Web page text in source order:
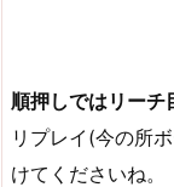
順押しではリーチ
リプレイ(今の所
けてくださいね。